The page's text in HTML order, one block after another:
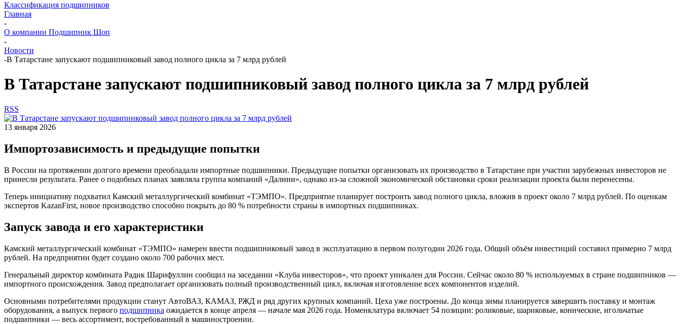
Классификация подшипников
Главная
-
О компании Подшипник Шоп
-
Новости
-В Татарстане запускают подшипниковый завод полного цикла за 7 млрд рублей
В Татарстане запускают подшипниковый завод полного цикла за 7 млрд рублей
RSS
13 января 2026
Импортозависимость и предыдущие попытки
В России на протяжении долгого времени преобладали импортные подшипники. Предыдущие попытки организовать их производство в Татарстане при участии зарубежных инвесторов не
принесли результата. Ранее о подобных планах заявляла группа компаний «Далини», однако из-за сложной экономической обстановки сроки реализации проекта были перенесены.
Теперь инициативу подхватил Камский металлургический комбинат «ТЭМПО». Предприятие планирует построить завод полного цикла, вложив в проект около 7 млрд рублей. По оценкам
экспертов KazanFirst, новое производство способно покрыть до 80 % потребности страны в импортных подшипниках.
Запуск завода и его характеристики
Камский металлургический комбинат «ТЭМПО» намерен ввести подшипниковый завод в эксплуатацию в первом полугодии 2026 года. Общий объём инвестиций составил примерно 7 млрд
рублей. На предприятии будет создано около 700 рабочих мест.
Генеральный директор комбината Радик Шарифуллин сообщил на заседании «Клуба инвесторов», что проект уникален для России. Сейчас около 80 % используемых в стране подшипников —
импортного происхождения. Завод предполагает организовать полный производственный цикл, включая изготовление всех компонентов изделий.
Основными потребителями продукции станут АвтоВАЗ, КАМАЗ, РЖД и ряд других крупных компаний. Цеха уже построены. До конца зимы планируется завершить поставку и монтаж
оборудования, а выпуск первого подшипника ожидается в конце апреля — начале мая 2026 года. Номенклатура включает 54 позиции: роликовые, шариковые, конические, игольчатые
подшипники — весь ассортимент, востребованный в машиностроении.